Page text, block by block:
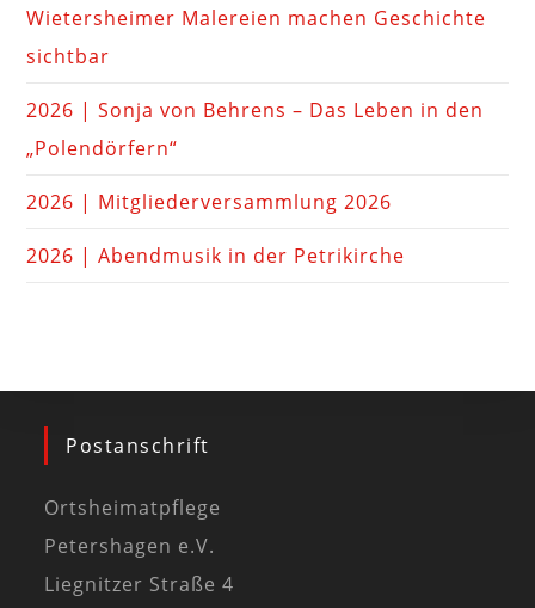
Wietersheimer Malereien machen Geschichte
sichtbar
2026 | Sonja von Behrens – Das Leben in den
„Polendörfern“
2026 | Mitgliederversammlung 2026
2026 | Abendmusik in der Petrikirche
Postanschrift
Ortsheimatpflege
Petershagen e.V.
Liegnitzer Straße 4